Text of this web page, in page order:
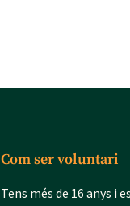
Com ser voluntari
Tens més de 16 anys i